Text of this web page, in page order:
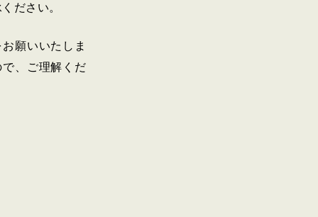
ださい。
願いいたしま
、ご理解くだ